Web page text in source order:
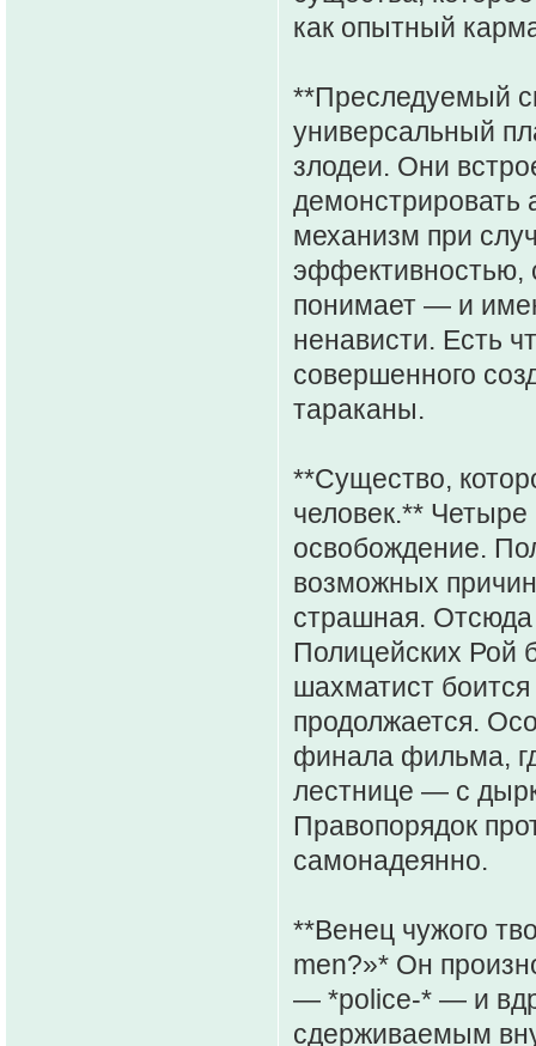
как опытный
**Преследуемый
универсальный
злодеи. Они
демонстрировать
механизм при
эффективностью,
понимает — и
ненависти. Есть
совершенного
тараканы.
**Существо,
человек.**
освобождение.
возможных
страшная. Отсюда
Полицейских Рой
шахматист
продолжается.
финала фильма,
лестнице — с
Правопорядок
самонадеянно.
**Венец чужого
men?»* Он
— *police-* — и
сдерживаемым